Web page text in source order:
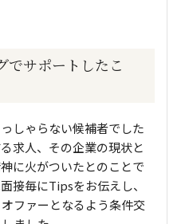
でサポートしたこ
しゃらない候補者でした
求人、その企業の現状と
に火がついたとのことで
接毎にTipsをお伝えし、
ファーとなるよう条件交